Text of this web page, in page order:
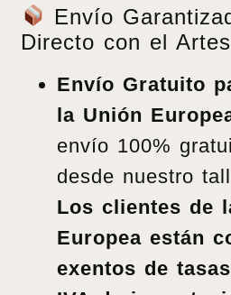
Envío
Directo con el
Envío Gratuito
la Unión
envío 100%
desde nuestro
Los clientes de
Europea están
exentos de